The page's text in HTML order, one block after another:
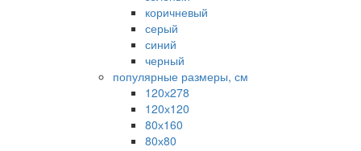
коричневый
серый
синий
черный
популярные размеры, см
120х278
120х120
80х160
80х80